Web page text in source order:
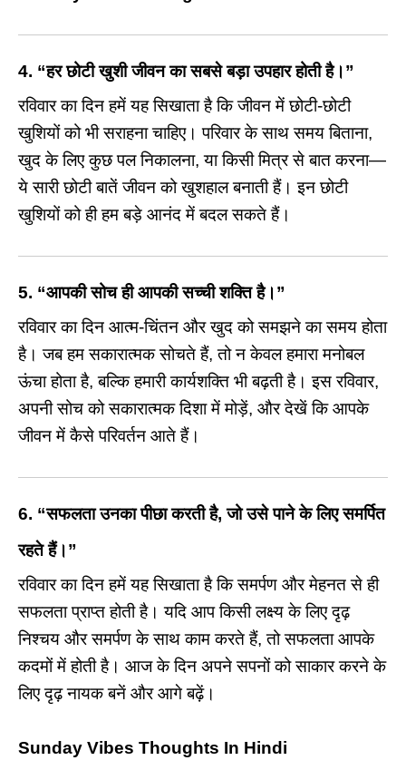
4. “हर छोटी खुशी जीवन का सबसे बड़ा उपहार होती है।”
रविवार का दिन हमें यह सिखाता है कि जीवन में छोटी-छोटी
खुशियों को भी सराहना चाहिए। परिवार के साथ समय बिताना,
खुद के लिए कुछ पल निकालना, या किसी मित्र से बात करना—
ये सारी छोटी बातें जीवन को खुशहाल बनाती हैं। इन छोटी
खुशियों को ही हम बड़े आनंद में बदल सकते हैं।
5. “आपकी सोच ही आपकी सच्ची शक्ति है।”
रविवार का दिन आत्म-चिंतन और खुद को समझने का समय होता
है। जब हम सकारात्मक सोचते हैं, तो न केवल हमारा मनोबल
ऊंचा होता है, बल्कि हमारी कार्यशक्ति भी बढ़ती है। इस रविवार,
अपनी सोच को सकारात्मक दिशा में मोड़ें, और देखें कि आपके
जीवन में कैसे परिवर्तन आते हैं।
6. “सफलता उनका पीछा करती है, जो उसे पाने के लिए समर्पित
रहते हैं।”
रविवार का दिन हमें यह सिखाता है कि समर्पण और मेहनत से ही
सफलता प्राप्त होती है। यदि आप किसी लक्ष्य के लिए दृढ़
निश्चय और समर्पण के साथ काम करते हैं, तो सफलता आपके
कदमों में होती है। आज के दिन अपने सपनों को साकार करने के
लिए दृढ़ नायक बनें और आगे बढ़ें।
Sunday Vibes Thoughts In Hindi